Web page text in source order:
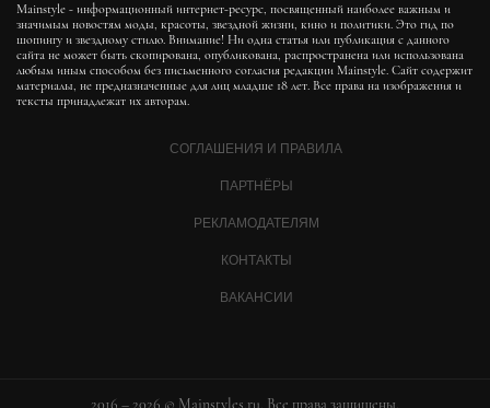
Mainstyle - информационный интернет-ресурс, посвященный наиболее важным и
значимым новостям моды, красоты, звездной жизни, кино и политики. Это гид по
шопингу и звездному стилю. Внимание! Ни одна статья или публикация с данного
сайта не может быть скопирована, опубликована, распространена или использована
любым иным способом без письменного согласия редакции Mainstyle. Сайт содержит
материалы, не предназначенные для лиц младше 18 лет. Все права на изображения и
тексты принадлежат их авторам.
СОГЛАШЕНИЯ И ПРАВИЛА
ПАРТНЁРЫ
РЕКЛАМОДАТЕЛЯМ
КОНТАКТЫ
ВАКАНСИИ